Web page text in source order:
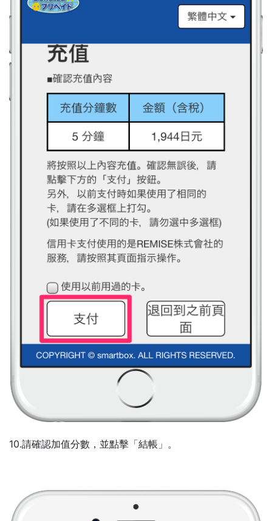
10.請確認加值分數，並點擊「結帳」。